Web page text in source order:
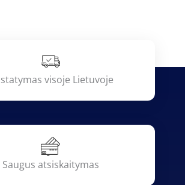
visoje Lietuvoje
Saugus atsiskaitymas